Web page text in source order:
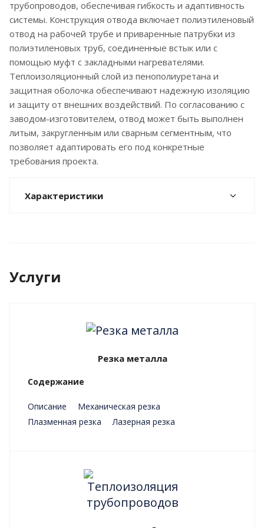
трубопроводов, обеспечивая гибкость и адаптивность
системы. Конструкция отвода включает полиэтиленовый
отвод на рабочей трубе и приваренные патрубки из
полиэтиленовых труб, соединенные встык или с
помощью муфт с закладными нагревателями.
Теплоизоляционный слой из пенополиуретана и
защитная оболочка обеспечивают надежную изоляцию
и защиту от внешних воздействий. По согласованию с
заводом-изготовителем, отвод может быть выполнен
литым, закругленным или сварным сегментным, что
позволяет адаптировать его под конкретные
требования проекта.
Характеристики
Услуги
Резка металла
Содержание
Описание
Механическая резка
Плазменная резка
Лазерная резка